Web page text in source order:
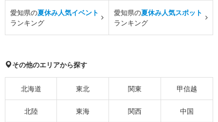
愛知県の夏休み人気イベント
ランキング
愛知県の夏休み人気スポット
ランキング
その他のエリアから探す
北海道 東北 関東 甲信越
北陸 東海 関西 中国